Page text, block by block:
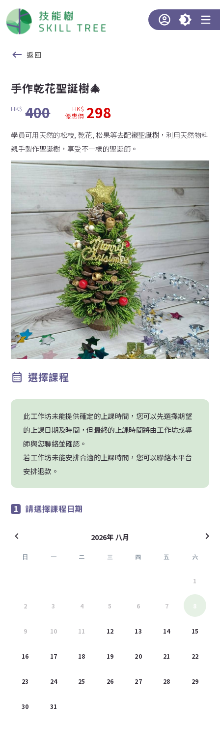
返回
手作乾花聖誕樹🎄
HK$ 400 HK$
優惠價 298
學員可用天然的松枝, 乾花, 松果等去配襯聖誕樹，利用天然物料
親手製作聖誕樹，享受不一樣的聖誕節。
選擇課程
此工作坊未能提供確定的上課時間，您可以先選擇期望
的上課日期及時間，但最終的上課時間將由工作坊或導
師與您聯絡並確認。
若工作坊未能安排合適的上課時間，您可以聯絡本平台
安排退款。
請選擇課程日期
2026年 八月
日 一 二 三 四 五 六
1
2 3 4 5 6 7 8
9 10 11 12 13 14 15
16 17 18 19 20 21 22
23 24 25 26 27 28 29
30 31